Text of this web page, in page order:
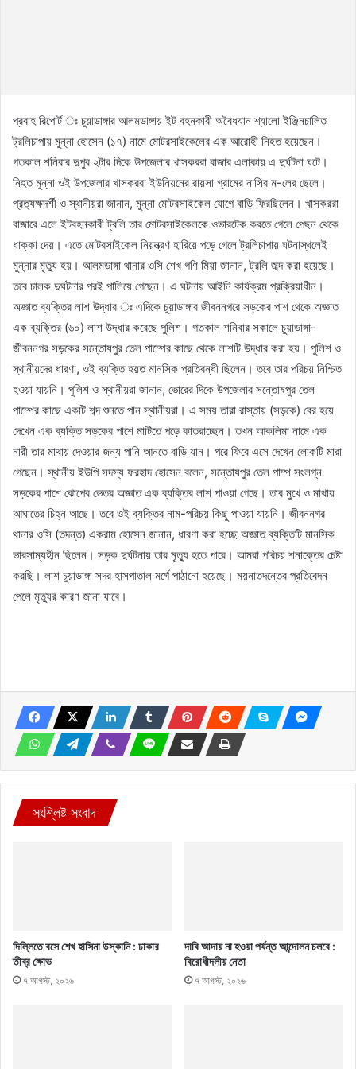
প্রবাহ রিপোর্ট ঃ চুয়াডাঙ্গার আলমডাঙ্গায় ইট বহনকারী অবৈধযান শ্যালো ইঞ্জিনচালিত
ট্রলিচাপায় মুন্না হোসেন (১৭) নামে মোটরসাইকেলের এক আরোহী নিহত হয়েছেন।
গতকাল শনিবার দুপুর ২টার দিকে উপজেলার খাসকররা বাজার এলাকায় এ দুর্ঘটনা ঘটে।
নিহত মুন্না ওই উপজেলার খাসকররা ইউনিয়নের রায়সা গ্রামের নাসির ম-লের ছেলে।
প্রত্যক্ষদর্শী ও স্থানীয়রা জানান, মুন্না মোটরসাইকেল যোগে বাড়ি ফিরছিলেন। খাসকররা
বাজারে এলে ইটবহনকারী ট্রলি তার মোটরসাইকেলকে ওভারটেক করতে গেলে পেছন থেকে
ধাক্কা দেয়। এতে মোটরসাইকেল নিয়ন্ত্রণ হারিয়ে পড়ে গেলে ট্রলিচাপায় ঘটনাস্থলেই
মুন্নার মৃত্যু হয়। আলমডাঙ্গা থানার ওসি শেখ গণি মিয়া জানান, ট্রলি জব্দ করা হয়েছে।
তবে চালক দুর্ঘটনার পরই পালিয়ে গেছেন। এ ঘটনায় আইনি কার্যক্রম প্রক্রিয়াধীন।
অজ্ঞাত ব্যক্তির লাশ উদ্ধার ঃ এদিকে চুয়াডাঙ্গার জীবননগরে সড়কের পাশ থেকে অজ্ঞাত
এক ব্যক্তির (৬০) লাশ উদ্ধার করেছে পুলিশ। গতকাল শনিবার সকালে চুয়াডাঙ্গা-
জীবননগর সড়কের সন্তোষপুর তেল পাম্পের কাছে থেকে লাশটি উদ্ধার করা হয়। পুলিশ ও
স্থানীয়দের ধারণা, ওই ব্যক্তি হয়ত মানসিক প্রতিবন্ধী ছিলেন। তবে তার পরিচয় নিশ্চিত
হওয়া যায়নি। পুলিশ ও স্থানীয়রা জানান, ভোরের দিকে উপজেলার সন্তোষপুর তেল
পাম্পের কাছে একটি শব্দ শুনতে পান স্থানীয়রা। এ সময় তারা রাস্তায় (সড়কে) বের হয়ে
দেখেন এক ব্যক্তি সড়কের পাশে মাটিতে পড়ে কাতরাচ্ছেন। তখন আকলিমা নামে এক
নারী তার মাথায় দেওয়ার জন্য পানি আনতে বাড়ি যান। পরে ফিরে এসে দেখেন লোকটি মারা
গেছেন। স্থানীয় ইউপি সদস্য ফরহাদ হোসেন বলেন, সন্তোষপুর তেল পাম্প সংলগ্ন
সড়কের পাশে ঝোপের ভেতর অজ্ঞাত এক ব্যক্তির লাশ পাওয়া গেছে। তার মুখে ও মাথায়
আঘাতের চিহ্ন আছে। তবে ওই ব্যক্তির নাম-পরিচয় কিছু পাওয়া যায়নি। জীবননগর
থানার ওসি (তদন্ত) একরাম হোসেন জানান, ধারণা করা হচ্ছে অজ্ঞাত ব্যক্তিটি মানসিক
ভারসাম্যহীন ছিলেন। সড়ক দুর্ঘটনায় তার মৃত্যু হতে পারে। আমরা পরিচয় শনাক্তের চেষ্টা
করছি। লাশ চুয়াডাঙ্গা সদর হাসপাতাল মর্গে পাঠানো হয়েছে। ময়নাতদন্তের প্রতিবেদন
পেলে মৃত্যুর কারণ জানা যাবে।
সংশ্লিষ্ট সংবাদ
দিল্লিতে বসে শেখ হাসিনা উস্কানি : ঢাকার
তীব্র ক্ষোভ
৭ আগস্ট, ২০২৬
দাবি আদায় না হওয়া পর্যন্ত আন্দোলন চলবে :
বিরোধীদলীয় নেতা
৭ আগস্ট, ২০২৬